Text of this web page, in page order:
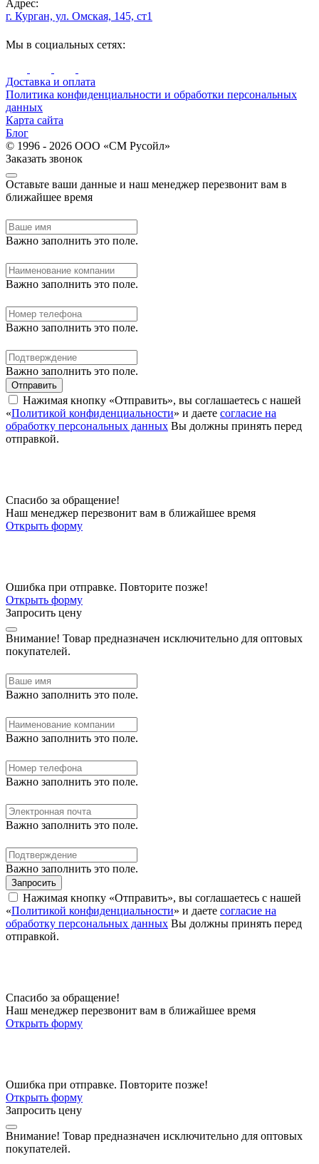
Адрес:
г. Курган, ул. Омская, 145, ст1
Мы в социальных сетях:
Доставка и оплата
Политика конфиденциальности и обработки персональных
данных
Карта сайта
Блог
© 1996 - 2026 ООО «СМ Русойл»
Заказать звонок
Оставьте ваши данные и наш менеджер перезвонит вам в
ближайшее время
Важно заполнить это поле.
Важно заполнить это поле.
Важно заполнить это поле.
Важно заполнить это поле.
Отправить
Нажимая кнопку «Отправить», вы соглашаетесь с нашей
«Политикой конфиденциальности» и даете согласие на
обработку персональных данных Вы должны принять перед
отправкой.
Спасибо за обращение!
Наш менеджер перезвонит вам в ближайшее время
Открыть форму
Ошибка при отправке. Повторите позже!
Открыть форму
Запросить цену
Внимание! Товар предназначен исключительно для оптовых
покупателей.
Важно заполнить это поле.
Важно заполнить это поле.
Важно заполнить это поле.
Важно заполнить это поле.
Важно заполнить это поле.
Запросить
Нажимая кнопку «Отправить», вы соглашаетесь с нашей
«Политикой конфиденциальности» и даете согласие на
обработку персональных данных Вы должны принять перед
отправкой.
Спасибо за обращение!
Наш менеджер перезвонит вам в ближайшее время
Открыть форму
Ошибка при отправке. Повторите позже!
Открыть форму
Запросить цену
Внимание! Товар предназначен исключительно для оптовых
покупателей.